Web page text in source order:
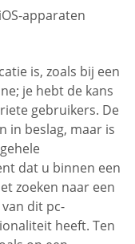
apparaten
is, zoals bij een
je hebt de kans
gebruikers. De
in beslag, maar is
dat u binnen een
zoeken naar een
dit pc-
heeft. Ten